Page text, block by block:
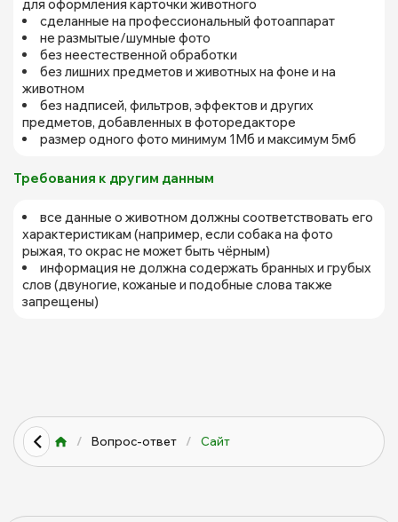
для оформления карточки животного
сделанные на профессиональный фотоаппарат
не размытые/шумные фото
без неестественной обработки
без лишних предметов и животных на фоне и на
животном
без надписей, фильтров, эффектов и других
предметов, добавленных в фоторедакторе
размер одного фото минимум 1Мб и максимум 5мб
Требования к другим данным
все данные о животном должны соответствовать его
характеристикам (например, если собака на фото
рыжая, то окрас не может быть чёрным)
информация не должна содержать бранных и грубых
слов (двуногие, кожаные и подобные слова также
запрещены)
/ Вопрос-ответ / Сайт